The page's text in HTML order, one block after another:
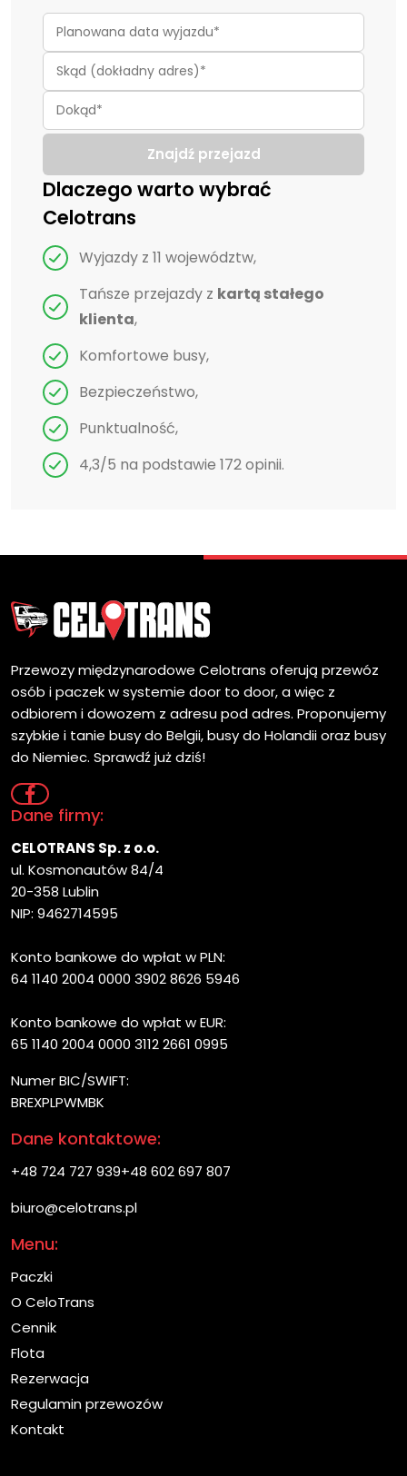
Znajdź przejazd
Dlaczego warto wybrać
Celotrans
Wyjazdy z 11 województw,
Tańsze przejazdy z kartą stałego
klienta,
Komfortowe busy,
Bezpieczeństwo,
Punktualność,
4,3/5 na podstawie 172 opinii.
Przewozy międzynarodowe Celotrans oferują przewóz
osób i paczek w systemie door to door, a więc z
odbiorem i dowozem z adresu pod adres. Proponujemy
szybkie i tanie busy do Belgii, busy do Holandii oraz busy
do Niemiec. Sprawdź już dziś!
Dane firmy:
CELOTRANS Sp. z o.o.
ul. Kosmonautów 84/4
20-358 Lublin
NIP: 9462714595
Konto bankowe do wpłat w PLN:
64 1140 2004 0000 3902 8626 5946
Konto bankowe do wpłat w EUR:
65 1140 2004 0000 3112 2661 0995
Numer BIC/SWIFT:
BREXPLPWMBK
Dane kontaktowe:
+48 724 727 939+48 602 697 807
biuro@celotrans.pl
Menu:
Paczki
O CeloTrans
Cennik
Flota
Rezerwacja
Regulamin przewozów
Kontakt